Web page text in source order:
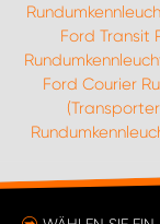
Ford Transit
Ford Courier